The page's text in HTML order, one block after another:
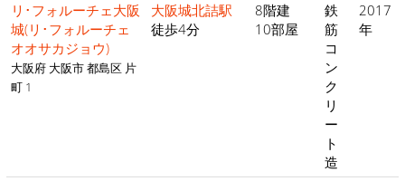
リ･フォルーチェ大阪
城(リ･フォルーチェ
オオサカジョウ)
大阪府 大阪市 都島区 片
町 1
大阪城北詰駅
徒歩4分
8階建
10部屋
鉄
筋
コ
ン
ク
リ
ー
ト
造
2017
年